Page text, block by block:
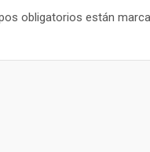
obligatorios están